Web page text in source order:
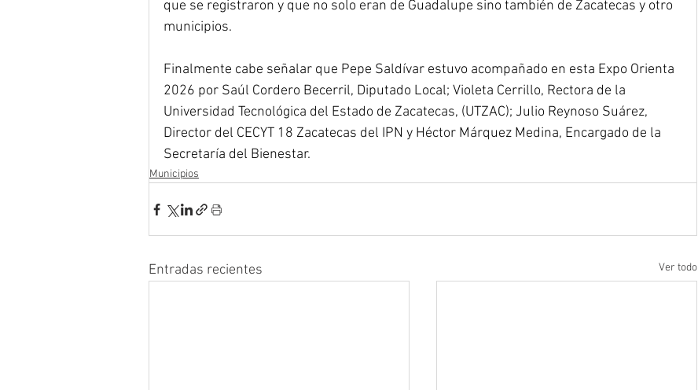
que se registraron y que no solo eran de Guadalupe sino también de Zacatecas y otro
municipios.
Finalmente cabe señalar que Pepe Saldívar estuvo acompañado en esta Expo Orienta
2026 por Saúl Cordero Becerril, Diputado Local; Violeta Cerrillo, Rectora de la
Universidad Tecnológica del Estado de Zacatecas, (UTZAC); Julio Reynoso Suárez,
Director del CECYT 18 Zacatecas del IPN y Héctor Márquez Medina, Encargado de la
Secretaría del Bienestar.
Municipios
Entradas recientes Ver todo